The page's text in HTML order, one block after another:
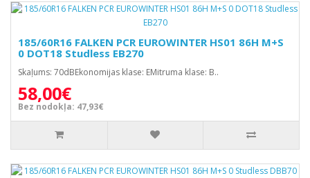
185/60R16 FALKEN PCR EUROWINTER HS01 86H M+S
0 DOT18 Studless EB270
Skaļums: 70dBEkonomijas klase: EMitruma klase: B..
58,00€
Bez nodokļa: 47,93€